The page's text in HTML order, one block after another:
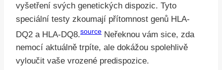
vyšetření svých genetických dispozic. Tyto
speciální testy zkoumají přítomnost genů HLA-
DQ2 a HLA-DQ8.source Neřeknou vám sice, zda
nemocí aktuálně trpíte, ale dokážou spolehlivě
vyloučit vaše vrozené predispozice.